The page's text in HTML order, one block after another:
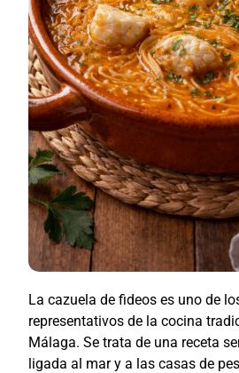
La cazuela de fideos es uno de
representativos de la cocina
Málaga. Se trata de una receta
ligada al mar y a las casas de